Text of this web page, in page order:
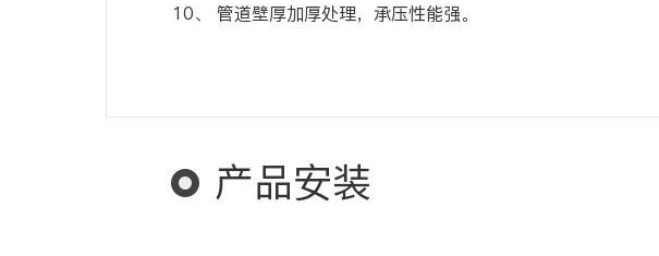
10、 管道壁厚加厚处理，承压性能强。
产品安装